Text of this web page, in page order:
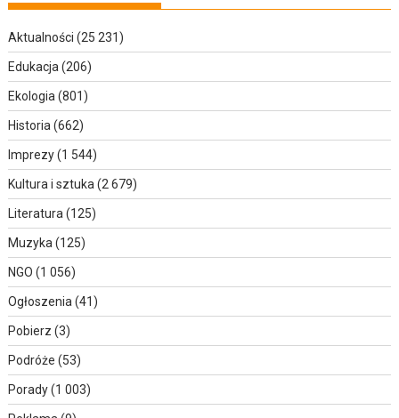
Aktualności (25 231)
Edukacja (206)
Ekologia (801)
Historia (662)
Imprezy(1 544)
Kultura i sztuka (2 679)
Literatura (125)
Muzyka (125)
NGO (1 056)
Ogłoszenia (41)
Pobierz (3)
Podróże (53)
Porady(1 003)